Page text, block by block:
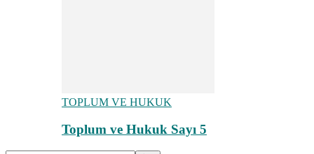
TOPLUM VE HUKUK
Toplum ve Hukuk Sayı 5